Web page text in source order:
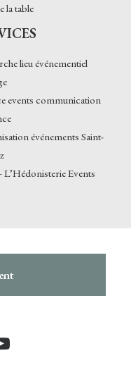
la table
lieu événementiel
events communication
événements Saint-
L’Hédonisterie Events